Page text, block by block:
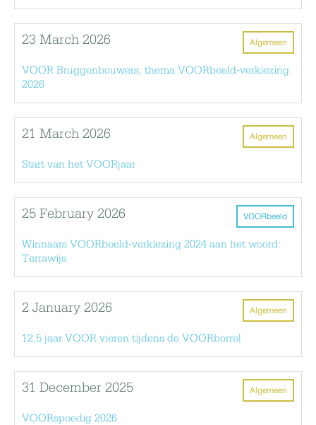
Algemeen
23 March 2026
VOOR Bruggenbouwers, thema VOORbeeld-verkiezing
2026
Algemeen
21 March 2026
Start van het VOORjaar
VOORbeeld
25 February 2026
Winnaars VOORbeeld-verkiezing 2024 aan het woord:
Terrawijs
Algemeen
2 January 2026
12,5 jaar VOOR vieren tijdens de VOORborrel
Algemeen
31 December 2025
VOORspoedig 2026